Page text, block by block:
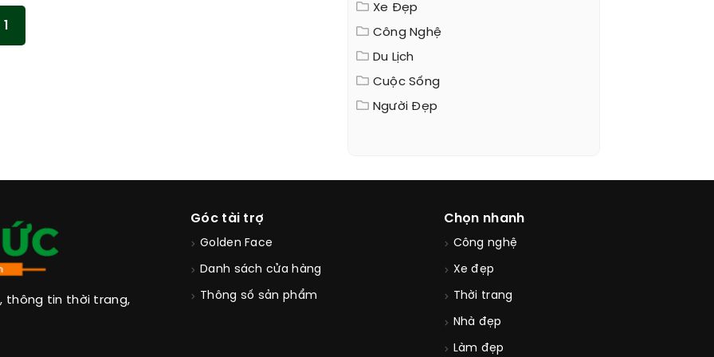
1
Xe Đẹp
Công Nghệ
Du Lịch
Cuộc Sống
Người Đẹp
thông tin thời trang,
Góc tài trợ
Golden Face
Danh sách cửa hàng
Thông số sản phẩm
Chọn nhanh
Công nghệ
Xe đẹp
Thời trang
Nhà đẹp
Làm đẹp